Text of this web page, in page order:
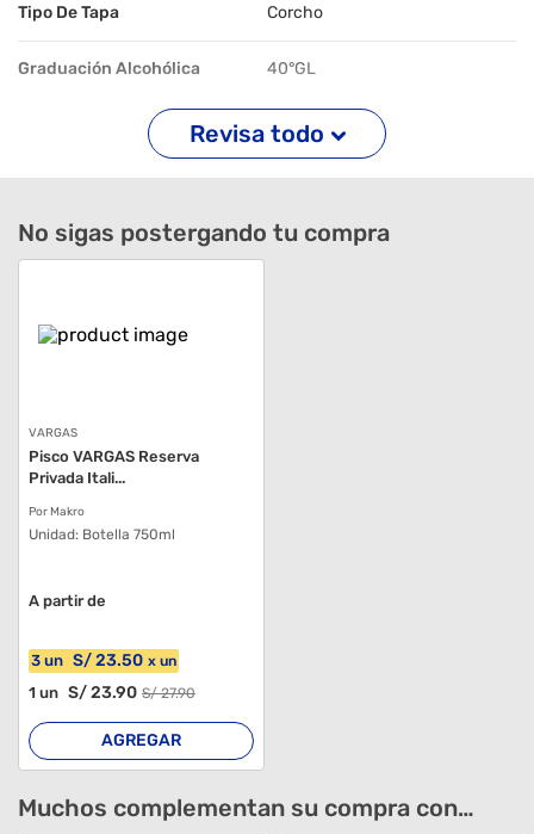
Tipo De Tapa Corcho
Graduación Alcohólica 40°GL
Revisa todo
No sigas postergando tu compra
VARGAS
Pisco VARGAS Reserva
Privada Itali...
Por Makro
Unidad: Botella 750ml
A partir de
3 un S/23.50 x un
1 un S/23.90 S/27.90
AGREGAR
Muchos complementan su compra con…